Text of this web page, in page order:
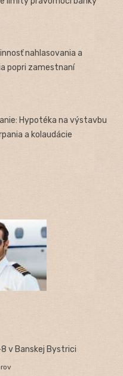
nahlasovania a
popri zamestnaní
Hypotéka na výstavbu
a kolaudácie
v Banskej Bystrici